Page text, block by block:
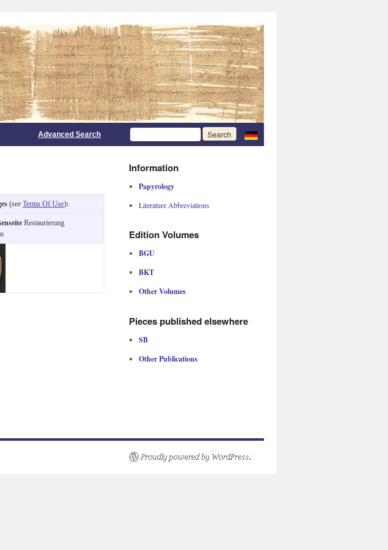
Advanced Search
(see Terms Of Use):
Restaurierung
Information
Papyrology
Literature Abbreviations
Edition Volumes
BGU
BKT
Other Volumes
Pieces published elsewhere
SB
Other Publications